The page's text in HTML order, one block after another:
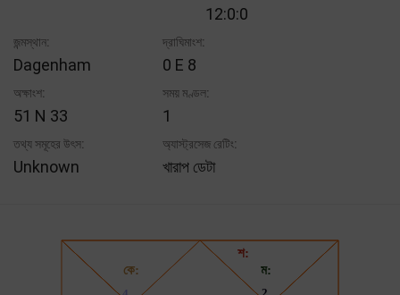
12:0:0
জন্মস্থান:
Dagenham
দ্রাঘিমাংশ:
0 E 8
অক্ষাংশ:
51 N 33
সময় মণ্ডল:
1
তথ্য সমূহের উৎস:
Unknown
অ্যাস্ট্রসেজ রেটিং:
খারাপ ডেটা